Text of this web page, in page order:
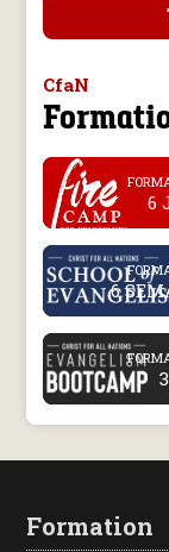
CfaN
.
6
.
6
.
Formation